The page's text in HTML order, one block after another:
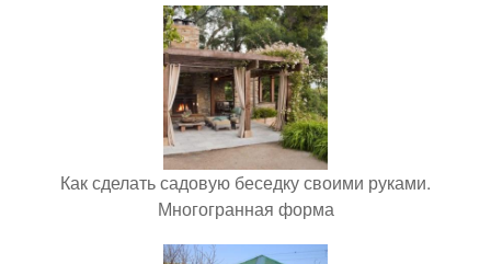
Как сделать садовую беседку своими руками.
Многогранная форма